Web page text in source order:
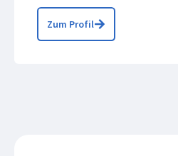
Zum Profil